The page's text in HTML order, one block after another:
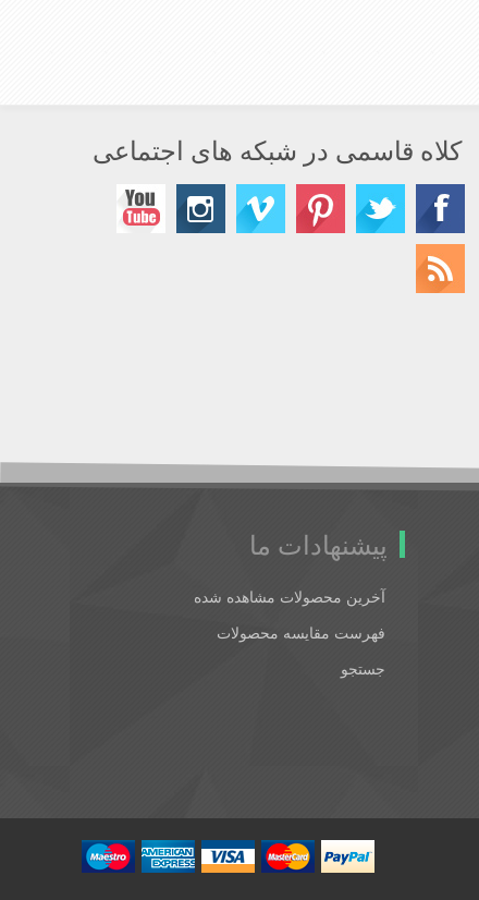
کلاه قاسمی در شبکه های اجتماعی
پیشنهادات ما
آخرین محصولات مشاهده شده
فهرست مقایسه محصولات
جستجو